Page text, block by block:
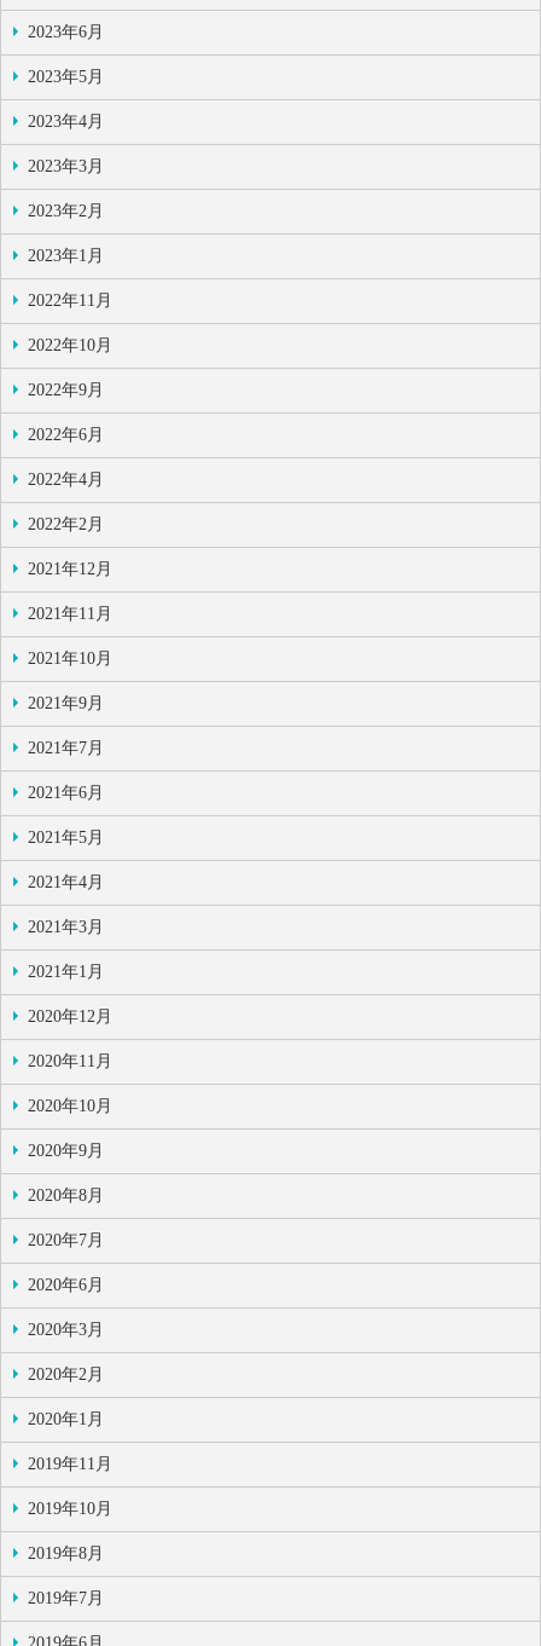
2023年6月
2023年5月
2023年4月
2023年3月
2023年2月
2023年1月
2022年11月
2022年10月
2022年9月
2022年6月
2022年4月
2022年2月
2021年12月
2021年11月
2021年10月
2021年9月
2021年7月
2021年6月
2021年5月
2021年4月
2021年3月
2021年1月
2020年12月
2020年11月
2020年10月
2020年9月
2020年8月
2020年7月
2020年6月
2020年3月
2020年2月
2020年1月
2019年11月
2019年10月
2019年8月
2019年7月